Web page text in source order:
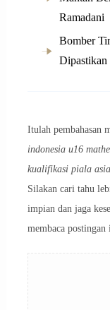
Ramadani
Bomber
Dipastikan
Itulah pembahasan
indonesia u16
kualifikasi piala asia
Silakan cari tahu
impian dan jaga
membaca